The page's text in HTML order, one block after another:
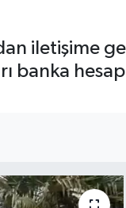
iletişime
banka